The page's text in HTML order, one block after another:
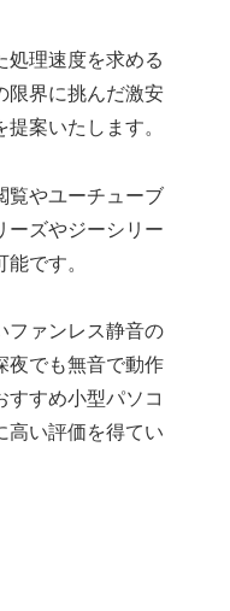
処理速度を求める
限界に挑んだ激安
案いたします。
覧やユーチューブ
ーズやジーシリー
です。
ファンレス静音の
夜でも無音で動作
すすめ小型パソコ
高い評価を得てい